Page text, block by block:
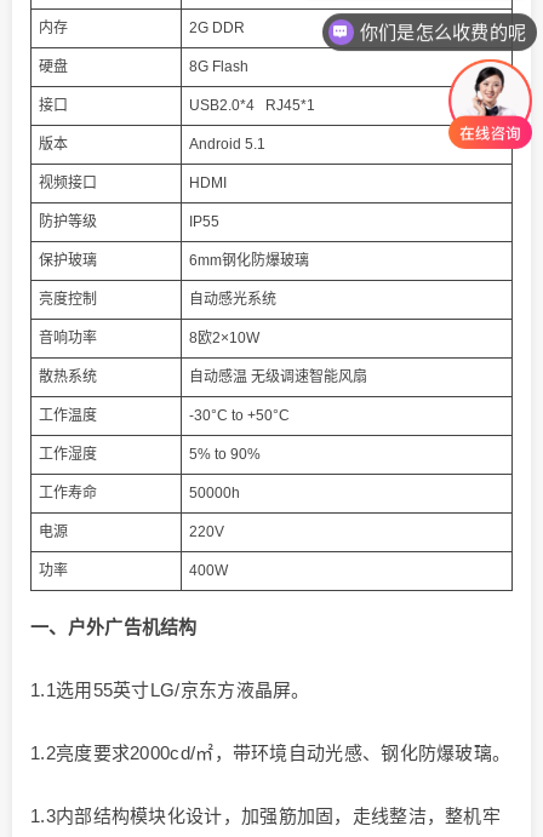
内存 2G DDR
硬盘 8G Flash
接口 USB2.0*4 RJ45*1
版本 Android 5.1
视频接口 HDMI
防护等级 IP55
保护玻璃 6mm钢化防爆玻璃
亮度控制 自动感光系统
音响功率 8欧2×10W
散热系统 自动感温 无级调速智能风扇
工作温度 -30°C to +50°C
工作湿度 5% to 90%
工作寿命 50000h
电源 220V
功率 400W
一、户外广告机结构
1.1选用55英寸LG/京东方液晶屏。
1.2亮度要求2000cd/㎡，带环境自动光感、钢化防爆玻璃。
1.3内部结构模块化设计，加强筋加固，走线整洁，整机牢
你们是怎么收费的呢